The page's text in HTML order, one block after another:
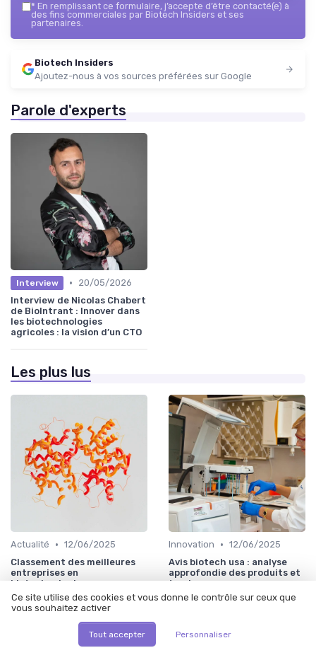
* En remplissant ce formulaire, j’accepte d’être contacté(e) à
des fins commerciales par Biotech Insiders et ses
partenaires.
Biotech Insiders
Ajoutez-nous à vos sources préférées sur Google
Parole d'experts
Interview •
20/05/2026
Interview de Nicolas Chabert
de BioIntrant : Innover dans
les biotechnologies
agricoles : la vision d’un CTO
Les plus lus
Actualité • 12/06/2025
Classement des meilleures
entreprises en
biotechnologie
Innovation • 12/06/2025
Avis biotech usa : analyse
approfondie des produits et
tendances
Ce site utilise des cookies et vous donne le contrôle sur ceux que
vous souhaitez activer
Tout accepter Personnaliser